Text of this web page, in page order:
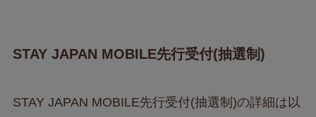
STAY JAPAN MOBILE先行受付(抽選制)
STAY JAPAN MOBILE先行受付(抽選制)の詳細は以